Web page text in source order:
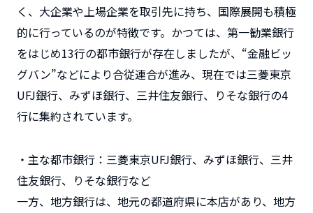
く、大企業や上場企業を取引先に持ち、国際展開も積極
的に行っているのが特徴です。かつては、第一勧業銀行
をはじめ13行の都市銀行が存在しましたが、“金融ビッ
グバン”などにより合従連合が進み、現在では三菱東京
UFJ銀行、みずほ銀行、三井住友銀行、りそな銀行の4
行に集約されています。
・主な都市銀行：三菱東京UFJ銀行、みずほ銀行、三井
住友銀行、りそな銀行など
一方、地方銀行は、地元の都道府県に本店があり、地方